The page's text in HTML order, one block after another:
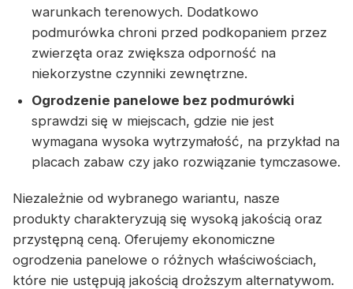
warunkach terenowych. Dodatkowo
podmurówka chroni przed podkopaniem przez
zwierzęta oraz zwiększa odporność na
niekorzystne czynniki zewnętrzne.
Ogrodzenie panelowe bez podmurówki
sprawdzi się w miejscach, gdzie nie jest
wymagana wysoka wytrzymałość, na przykład na
placach zabaw czy jako rozwiązanie tymczasowe.
Niezależnie od wybranego wariantu, nasze
produkty charakteryzują się wysoką jakością oraz
przystępną ceną. Oferujemy ekonomiczne
ogrodzenia panelowe o różnych właściwościach,
które nie ustępują jakością droższym alternatywom.